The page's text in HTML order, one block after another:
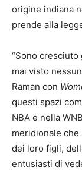
origine indiana
prende alla
“Sono cresciuto
mai visto
Raman con
questi spazi
NBA e nella
meridionale che
dei loro figli,
entusiasti di